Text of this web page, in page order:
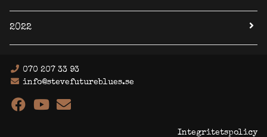
2022
070 207 33 93
info@stevefutureblues.se
Integritetspolicy